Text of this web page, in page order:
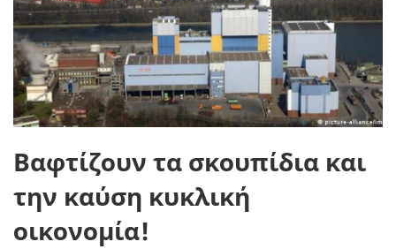
Βαφτίζουν τα σκουπίδια και
την καύση κυκλική
οικονομία!